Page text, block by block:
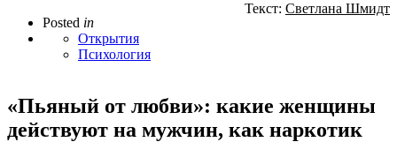
Posted in
Открытия
Психология
Текст: Светлана Шмидт
«Пьяный от любви»: какие женщины
действуют на мужчин, как наркотик